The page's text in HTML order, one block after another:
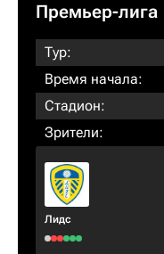
Премьер-лига
Тур:
Время начала:
Стадион:
Зрители:
Лидс